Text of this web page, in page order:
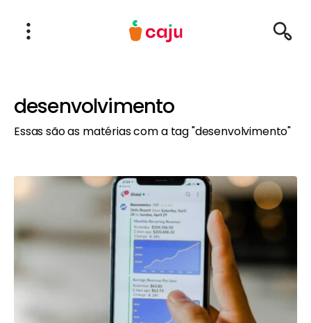
Menu Principal
Abrir Menu
desenvolvimento
Essas são as matérias com a tag "desenvolvimento"